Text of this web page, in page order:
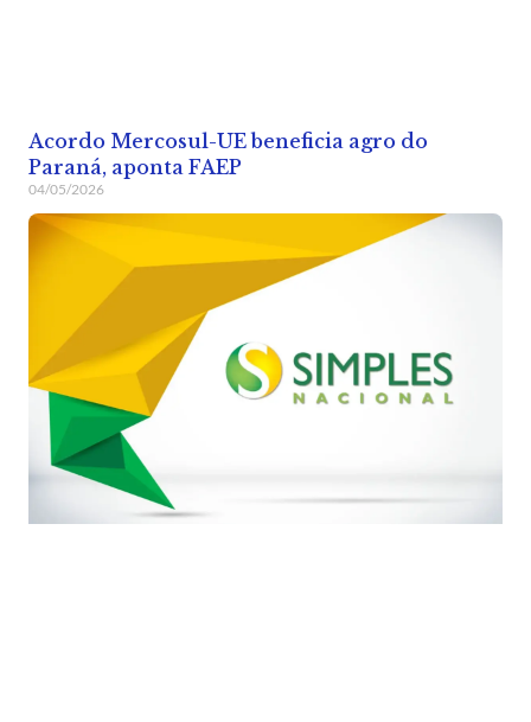
Acordo Mercosul-UE beneficia agro do
Paraná, aponta FAEP
04/05/2026